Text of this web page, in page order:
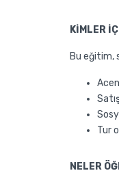
KİMLER
Bu eğitim,
Tur
NELER